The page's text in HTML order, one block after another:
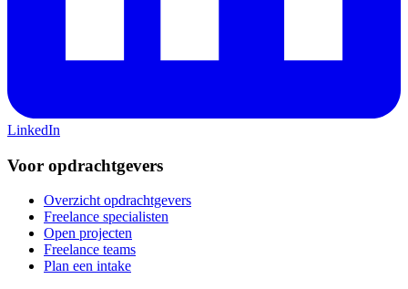
LinkedIn
Voor opdrachtgevers
Overzicht opdrachtgevers
Freelance specialisten
Open projecten
Freelance teams
Plan een intake